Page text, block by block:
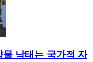
낙태는 국가적 자